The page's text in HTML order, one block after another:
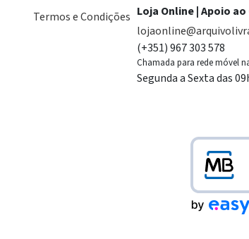
Termos e Condições Loja Online | Apoio
(+351) 967 303 578
Chamada para rede móvel
Segunda a Sexta das